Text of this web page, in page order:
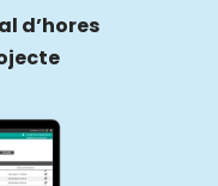
d’hores